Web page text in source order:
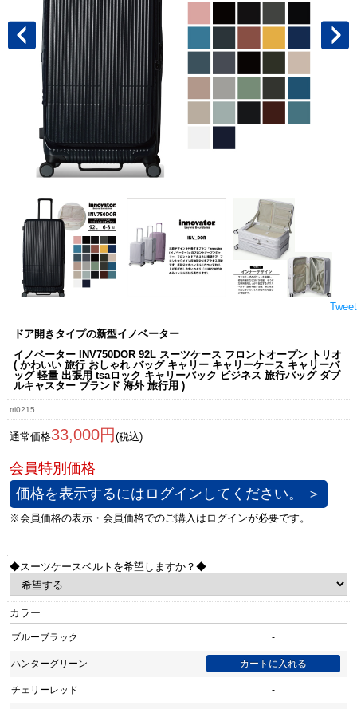
Tweet
ドア開きタイプの新型イノベーター
イノベーター INV750DOR 92L スーツケース フロントオープン トリオ
( かわいい 旅行 おしゃれ バッグ キャリー キャリーケース キャリーバ
ッグ 軽量 出張用 tsaロック キャリーバック ビジネス 旅行バッグ ダブ
ルキャスター ブランド 海外 旅行用 )
tri0215
通常価格33,000円 (税込)
価格を表示するにはログインしてください。 ＞
◆スーツケースベルトを希望しますか？◆
カラー
ブルーブラック -
ハンターグリーン
チェリーレッド -